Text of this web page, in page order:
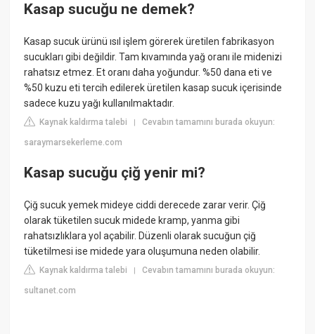
Kasap sucuğu ne demek?
Kasap sucuk ürünü ısıl işlem görerek üretilen fabrikasyon
sucukları gibi değildir. Tam kıvamında yağ oranı ile midenizi
rahatsız etmez. Et oranı daha yoğundur. %50 dana eti ve
%50 kuzu eti tercih edilerek üretilen kasap sucuk içerisinde
sadece kuzu yağı kullanılmaktadır.
Kaynak kaldırma talebi |Cevabın tamamını burada okuyun:
saraymarsekerleme.com
Kasap sucuğu çiğ yenir mi?
Çiğ sucuk yemek mideye ciddi derecede zarar verir. Çiğ
olarak tüketilen sucuk midede kramp, yanma gibi
rahatsızlıklara yol açabilir. Düzenli olarak sucuğun çiğ
tüketilmesi ise midede yara oluşumuna neden olabilir.
Kaynak kaldırma talebi |Cevabın tamamını burada okuyun:
sultanet.com